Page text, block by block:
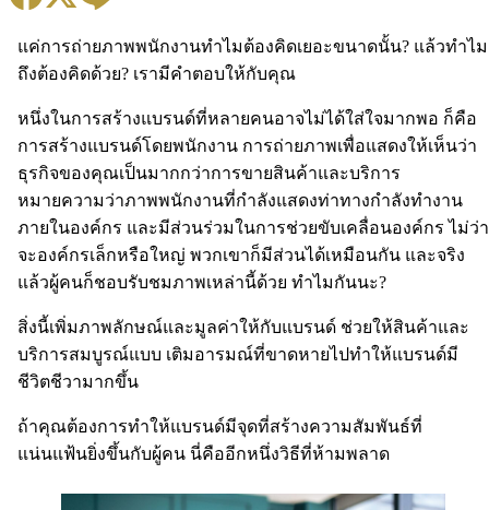
แค่การถ่ายภาพพนักงานทำไมต้องคิดเยอะขนาดนั้น? แล้วทำไม
ถึงต้องคิดด้วย? เรามีคำตอบให้กับคุณ
หนึ่งในการสร้างแบรนด์ที่หลายคนอาจไม่ได้ใส่ใจมากพอ ก็คือ
การสร้างแบรนด์โดยพนักงาน การถ่ายภาพเพื่อแสดงให้เห็นว่า
ธุรกิจของคุณเป็นมากกว่าการขายสินค้าและบริการ
หมายความว่าภาพพนักงานที่กำลังแสดงท่าทางกำลังทำงาน
ภายในองค์กร และมีส่วนร่วมในการช่วยขับเคลื่อนองค์กร ไม่ว่า
จะองค์กรเล็กหรือใหญ่ พวกเขาก็มีส่วนได้เหมือนกัน และจริง
แล้วผู้คนก็ชอบรับชมภาพเหล่านี้ด้วย ทำไมกันนะ?
สิ่งนี้เพิ่มภาพลักษณ์และมูลค่าให้กับแบรนด์ ช่วยให้สินค้าและ
บริการสมบูรณ์แบบ เติมอารมณ์ที่ขาดหายไปทำให้แบรนด์มี
ชีวิตชีวามากขึ้น
ถ้าคุณต้องการทำให้แบรนด์มีจุดที่สร้างความสัมพันธ์ที่
แน่นแฟ้นยิ่งขึ้นกับผู้คน นี่คืออีกหนึ่งวิธีที่ห้ามพลาด